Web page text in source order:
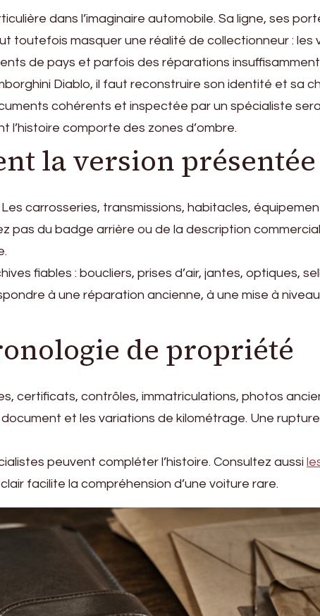
dans l’imaginaire automobile. Sa ligne, ses
toutefois masquer une réalité de collectionneur : les
de pays et parfois des réparations
Diablo, il faut reconstruire son identité et sa
cohérents et inspectée par un spécialiste
l’histoire comporte des zones d’ombre.
la version présentée
carrosseries, transmissions, habitacles,
pas du badge arrière ou de la description
fiables : boucliers, prises d’air, jantes, optiques,
à une réparation ancienne, à une mise à
de propriété
certificats, contrôles, immatriculations, photos
et les variations de kilométrage. Une
peuvent compléter l’histoire. Consultez aussi
facilite la compréhension d’une voiture rare.